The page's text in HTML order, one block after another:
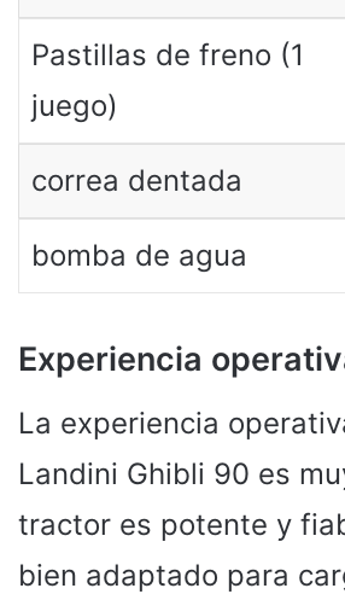
Pastillas de freno (1
juego)
correa dentada
bomba de agua
Experiencia
La experiencia
Landini Ghibli 90 es
tractor es potente y
bien adaptado para